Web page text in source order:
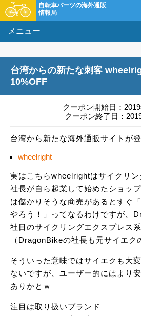
自転車パーツの海外通販
情報局
メニュー
タレコミ掲示板
基礎知識
激安情報
台湾からの新たな刺客
10%OFF
クーポン開始日：
クーポン終了日：
台湾から新たな海外通販サイトが登
wheelright
実はこちらwheelrightはサイクリ
社長が自ら起業して始めたショッ
は儲かりそうな商売があるとすぐ
やろう！」ってなるわけですが、
社目のサイクリングエクスプレス
（DragonBikeの社長も元サイエク
そういった意味ではサイエクも大
ないですが、ユーザー的にはより
ありかとｗ
注目は取り扱いブランド